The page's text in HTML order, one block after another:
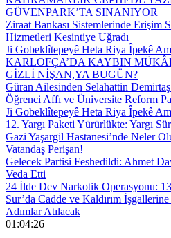
GÜVENPARK’TA SINANIYOR
Ziraat Bankası Sistemlerinde Erişim
Hizmetleri Kesintiye Uğradı
Ji Gobeklîtepeyê Heta Riya Îpekê
KARLOFÇA’DA KAYBIN
GİZLİ NİŞAN,YA BUGÜN?
Güran Ailesinden Selahattin
Öğrenci Affı ve Üniversite Reform
Ji Gobeklîtepeyê Heta Riya Îpekê
12. Yargı Paketi Yürürlükte: Yargı
Gazi Yaşargil Hastanesi’nde Neler
Vatandaş Perişan!
Gelecek Partisi Feshedildi: Ahmet
Veda Etti
24 İlde Dev Narkotik Operasyonu:
Sur’da Cadde ve Kaldırım
Adımlar Atılacak
01:04:26